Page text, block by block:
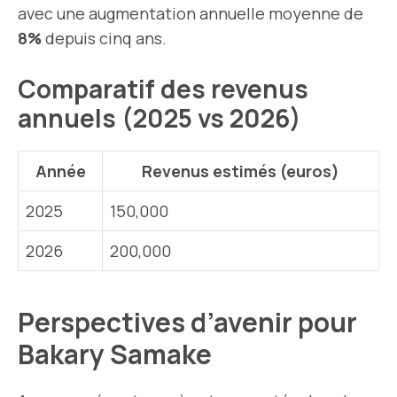
avec une augmentation annuelle moyenne de
8%depuis cinq ans.
Comparatif des revenus
annuels (2025 vs 2026)
Année
Revenus estimés (euros)
2025
150,000
2026
200,000
Perspectives d’avenir pour
Bakary Samake